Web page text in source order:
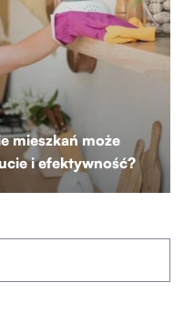
mieszkań może
i efektywność?